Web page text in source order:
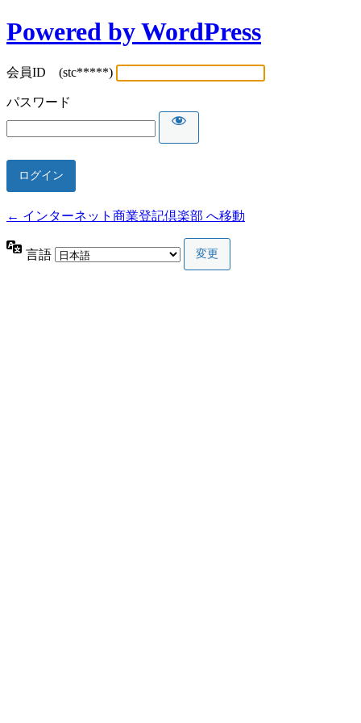
Powered by WordPress
会員ID (stc*****)
パスワード
← インターネット商業登記倶楽部 へ移動
言語